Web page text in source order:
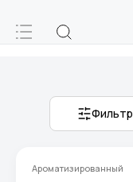
Фильтр
Ароматизированный